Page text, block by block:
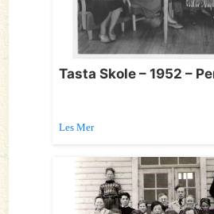
Tasta Skole – 1952 –
Les Mer